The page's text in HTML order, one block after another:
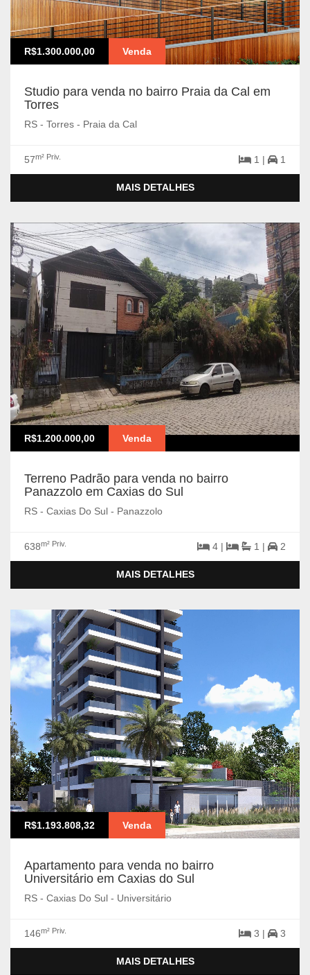
R$1.300.000,00 Venda
Studio para venda no bairro Praia da Cal em
Torres
RS - Torres - Praia da Cal
57m² Priv. 1 | 1
MAIS DETALHES
R$1.200.000,00 Venda
Terreno Padrão para venda no bairro
Panazzolo em Caxias do Sul
RS - Caxias Do Sul - Panazzolo
638m² Priv. 4 | 1 | 2
MAIS DETALHES
R$1.193.808,32 Venda
Apartamento para venda no bairro
Universitário em Caxias do Sul
RS - Caxias Do Sul - Universitário
146m² Priv. 3 | 3
MAIS DETALHES